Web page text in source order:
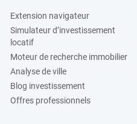
Extension navigateur
Simulateur d’investissement
locatif
Moteur de recherche immobilier
Analyse de ville
Blog investissement
Offres professionnels